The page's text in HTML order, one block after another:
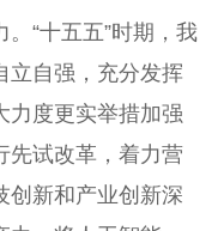
“十五五”时期，我
立自强，充分发挥
力度更实举措加强
先试改革，着力营
创新和产业创新深